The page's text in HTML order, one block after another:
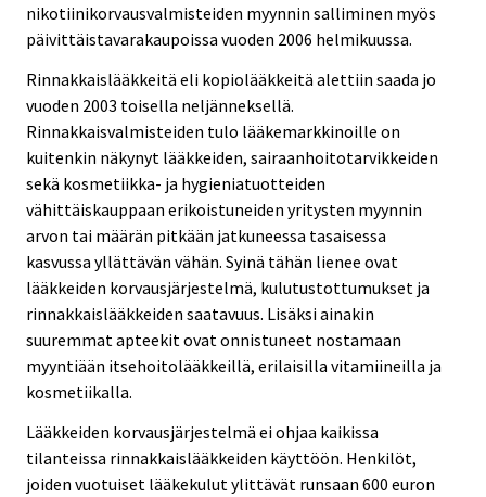
nikotiinikorvausvalmisteiden myynnin salliminen myös
päivittäistavarakaupoissa vuoden 2006 helmikuussa.
Rinnakkaislääkkeitä eli kopiolääkkeitä alettiin saada jo
vuoden 2003 toisella neljänneksellä.
Rinnakkaisvalmisteiden tulo lääkemarkkinoille on
kuitenkin näkynyt lääkkeiden, sairaanhoitotarvikkeiden
sekä kosmetiikka- ja hygieniatuotteiden
vähittäiskauppaan erikoistuneiden yritysten myynnin
arvon tai määrän pitkään jatkuneessa tasaisessa
kasvussa yllättävän vähän. Syinä tähän lienee ovat
lääkkeiden korvausjärjestelmä, kulutustottumukset ja
rinnakkaislääkkeiden saatavuus. Lisäksi ainakin
suuremmat apteekit ovat onnistuneet nostamaan
myyntiään itsehoitolääkkeillä, erilaisilla vitamiineilla ja
kosmetiikalla.
Lääkkeiden korvausjärjestelmä ei ohjaa kaikissa
tilanteissa rinnakkaislääkkeiden käyttöön. Henkilöt,
joiden vuotuiset lääkekulut ylittävät runsaan 600 euron